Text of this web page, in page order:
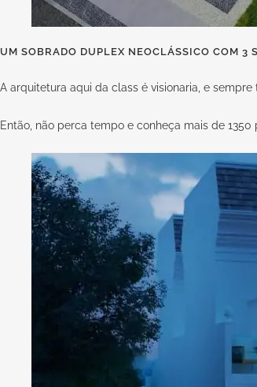
UM SOBRADO DUPLEX NEOCLÁSSICO COM 3
A arquitetura aqui da class é visionaria, e
Então, não perca tempo e conheça mais de 1350